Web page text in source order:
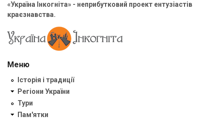
«Україна Інкогніта» - неприбутковий проект ентузіастів
краєзнавства.
Меню
Історія і традиції
Регіони України
Тури
Пам'ятки